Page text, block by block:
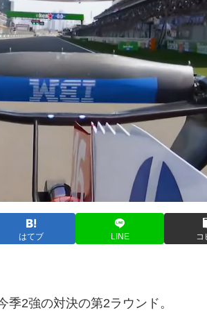
はてブ LINE コ
2強の対決の第2ラウンド。